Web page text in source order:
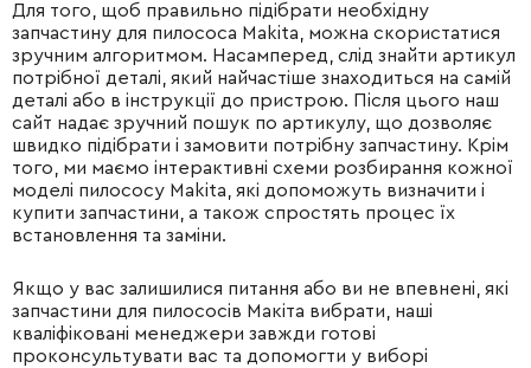
Для того, щоб правильно підібрати необхідну
запчастину для пилососа Makita, можна скористатися
зручним алгоритмом. Насамперед, слід знайти артикул
потрібної деталі, який найчастіше знаходиться на самій
деталі або в інструкції до пристрою. Після цього наш
сайт надає зручний пошук по артикулу, що дозволяє
швидко підібрати і замовити потрібну запчастину. Крім
того, ми маємо інтерактивні схеми розбирання кожної
моделі пилососу Makita, які допоможуть визначити і
купити запчастини, а також спростять процес їх
встановлення та заміни.
Якщо у вас залишилися питання або ви не впевнені, які
запчастини для пилососів Макіта вибрати, наші
кваліфіковані менеджери завжди готові
проконсультувати вас та допомогти у виборі